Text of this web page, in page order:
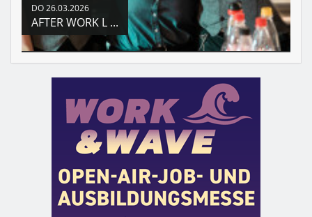
DO26.03.2026
AFTER WORK L ...